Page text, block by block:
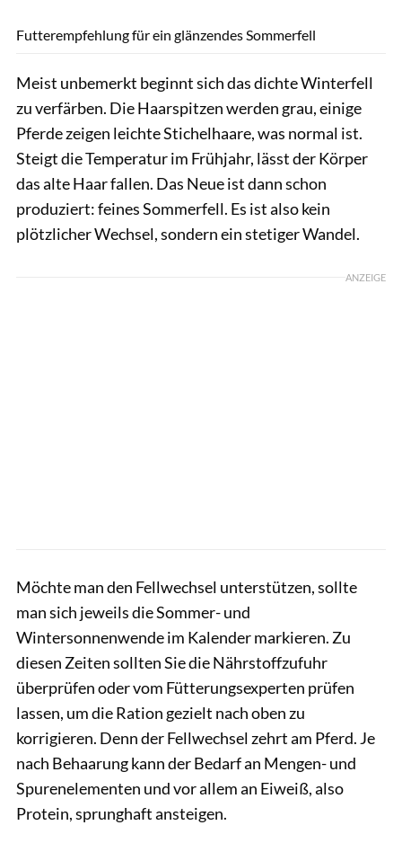
Futterempfehlung für ein glänzendes Sommerfell
Meist unbemerkt beginnt sich das dichte Winterfell
zu verfärben. Die Haarspitzen werden grau, einige
Pferde zeigen leichte Stichelhaare, was normal ist.
Steigt die Temperatur im Frühjahr, lässt der Körper
das alte Haar fallen. Das Neue ist dann schon
produziert: feines Sommerfell. Es ist also kein
plötzlicher Wechsel, sondern ein stetiger Wandel.
ANZEIGE
Möchte man den Fellwechsel unterstützen, sollte
man sich jeweils die Sommer- und
Wintersonnenwende im Kalender markieren. Zu
diesen Zeiten sollten Sie die Nährstoffzufuhr
überprüfen oder vom Fütterungsexperten prüfen
lassen, um die Ration gezielt nach oben zu
korrigieren. Denn der Fellwechsel zehrt am Pferd. Je
nach Behaarung kann der Bedarf an Mengen- und
Spurenelementen und vor allem an Eiweiß, also
Protein, sprunghaft ansteigen.